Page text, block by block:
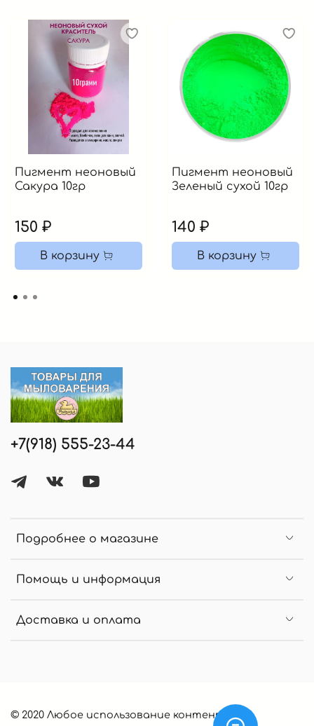
Пигмент неоновый
Сакура 10гр
150 ₽
В корзину
Пигмент неоновый
Зеленый сухой 10гр
140 ₽
В корзину
Подробнее о магазине
Помощь и информация
Доставка и оплата
+7(918) 555-23-44
© 2020 Любое использование контента без